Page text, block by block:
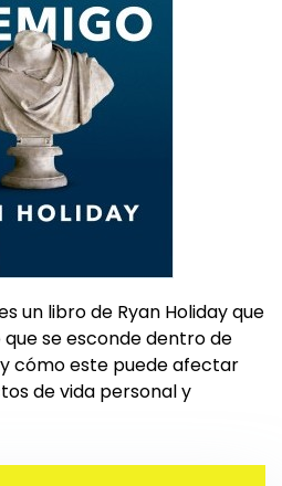
un libro de Ryan Holiday que
se esconde dentro de
cómo este puede afectar
de vida personal y